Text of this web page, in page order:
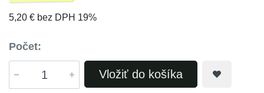
5,20 € bez DPH 19%
Počet:
Vložiť do košíka